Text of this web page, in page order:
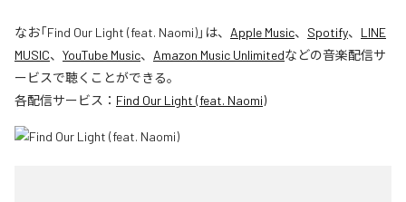
なお「Find Our Light (feat. Naomi)」は、 Apple Music、 Spotify、 LINE
MUSIC、 YouTube Music、 Amazon Music Unlimitedなどの音楽配信サ
ービスで聴くことができる。
各配信サービス： Find Our Light (feat. Naomi)